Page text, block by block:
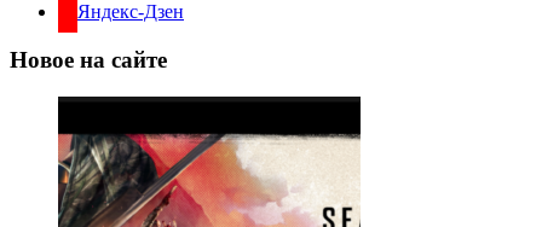
Яндекс-Дзен
Новое на сайте